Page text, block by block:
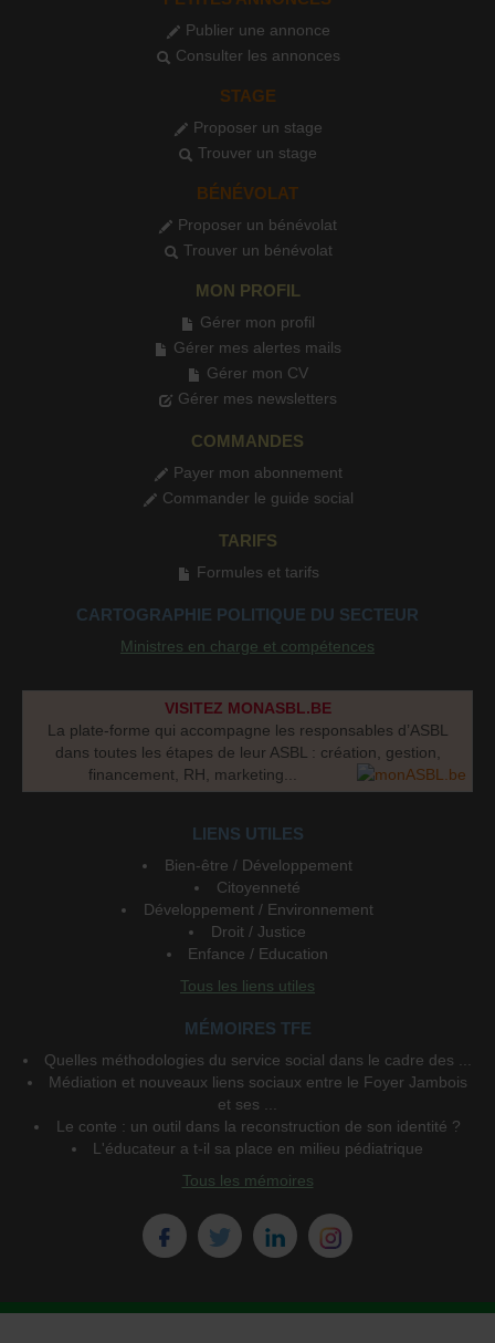
Publier une annonce
Consulter les annonces
STAGE
Proposer un stage
Trouver un stage
BÉNÉVOLAT
Proposer un bénévolat
Trouver un bénévolat
MON PROFIL
Gérer mon profil
Gérer mes alertes mails
Gérer mon CV
Gérer mes newsletters
COMMANDES
Payer mon abonnement
Commander le guide social
TARIFS
Formules et tarifs
CARTOGRAPHIE POLITIQUE DU SECTEUR
Ministres en charge et compétences
VISITEZ MONASBL.BE
La plate-forme qui accompagne les responsables d’ASBL
dans toutes les étapes de leur ASBL : création, gestion,
financement, RH, marketing...
LIENS UTILES
Bien-être / Développement
Citoyenneté
Développement / Environnement
Droit / Justice
Enfance / Education
Tous les liens utiles
MÉMOIRES TFE
Quelles méthodologies du service social dans le cadre des ...
Médiation et nouveaux liens sociaux entre le Foyer Jambois
et ses ...
Le conte : un outil dans la reconstruction de son identité ?
L'éducateur a t-il sa place en milieu pédiatrique
Tous les mémoires